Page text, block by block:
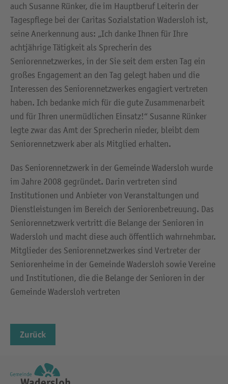
auch Susanne Rünker, die im Hauptberuf Leiterin der
Tagespflege bei der Caritas Sozialstation Wadersloh ist,
seine Anerkennung aus: „Ich danke Ihnen für Ihre
achtjährige Tätigkeit als Sprecherin des
Seniorennetzwerkes, in der Sie seit dem ersten Tag ein
großes Engagement an den Tag gelegt haben und die
Interessen des Seniorennetzwerkes engagiert vertreten
haben. Ich bedanke mich für die gute Zusammenarbeit
und für Ihren unermüdlichen Einsatz!“ Susanne Rünker
legte zwar das Amt der Sprecherin nieder, bleibt dem
Seniorennetzwerk aber als Mitglied erhalten.
Das Seniorennetzwerk in der Gemeinde Wadersloh wurde
im Jahre 2008 gegründet. Darin vertreten sind
Institutionen und Anbieter von Veranstaltungen und
Dienstleistungen im Bereich der Seniorenbetreuung. Das
Seniorennetzwerk vertritt die Belange der Senioren in
Wadersloh und macht diese auch öffentlich wahrnehmbar.
Mitglieder des Seniorennetzwerkes sind Vertreter der
Seniorenheime in der Gemeinde Wadersloh sowie Vereine
und Institutionen, die die Belange der Senioren in der
Gemeinde Wadersloh vertreten
Zurück